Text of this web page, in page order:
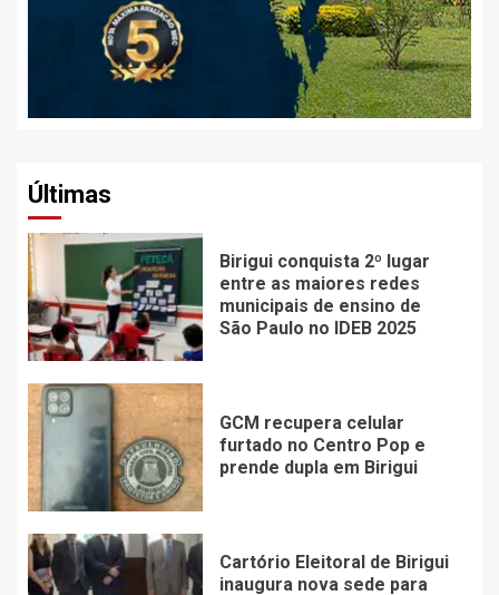
Últimas
Birigui conquista 2º lugar
entre as maiores redes
municipais de ensino de
São Paulo no IDEB 2025
GCM recupera celular
furtado no Centro Pop e
prende dupla em Birigui
Cartório Eleitoral de Birigui
inaugura nova sede para